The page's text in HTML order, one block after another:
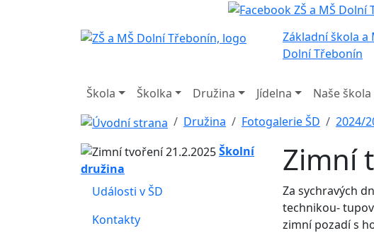
Základní škola a
Dolní Třebonín
Škola Školka Družina Jídelna Naše škola
Družina
Fotogalerie ŠD 2024/
Zimní
Za sychravých
technikou-
zimní pozadí s
Školní
družina
Události v ŠD
Kontakty